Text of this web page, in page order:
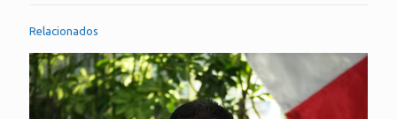
Relacionados